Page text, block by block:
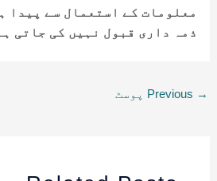
معلومات کے استعمال سے پیدا
ذمہ داری قبول نہیں کی جاتی
→